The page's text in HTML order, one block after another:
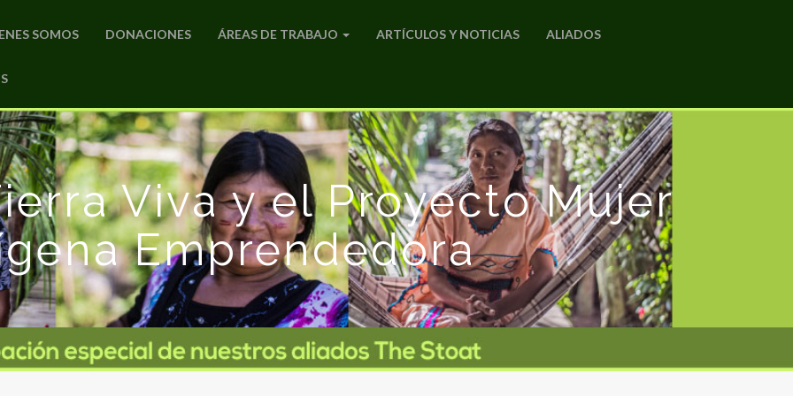
SOMOS DONACIONES ÁREAS DE TRABAJO ARTÍCULOS Y NOTICIAS ALIADOS
Viva y el Proyecto Mujer
Emprendedora